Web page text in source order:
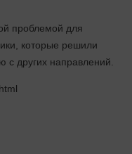
проблемой для
которые решили
с других направлений.